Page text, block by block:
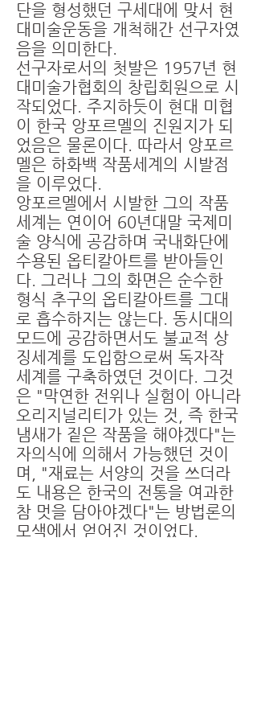
단을 형성했던 구세대에 맞서 현
대미술운동을 개척해간 선구자였
음을 의미한다.
선구자로서의 첫발은 1957년 현
대미술가협회의 창립회원으로 시
작되었다. 주지하듯이 현대 미협
이 한국 앙포르멜의 진원지가 되
었음은 물론이다. 따라서 앙포르
멜은 하화백 작품세계의 시발점
을 이루었다.
앙포르멜에서 시발한 그의 작품
세계는 연이어 60년대말 국제미
술 양식에 공감하며 국내화단에
수용된 옵티칼아트를 받아들인
다. 그러나 그의 화면은 순수한
형식 추구의 옵티칼아트를 그대
로 흡수하지는 않는다. 동시대의
모드에 공감하면서도 불교적 상
징세계를 도입함으로써 독자작
세계를 구축하였던 것이다. 그것
은 "막연한 전위나 실험이 아니라
오리지널리티가 있는 것, 즉 한국
냄새가 짙은 작품을 해야겠다"는
자의식에 의해서 가능했던 것이
며, "재료는 서양의 것을 쓰더라
도 내용은 한국의 전통을 여과한
참 멋을 담아야겠다"는 방법론의
모색에서 얻어진 것이었다.